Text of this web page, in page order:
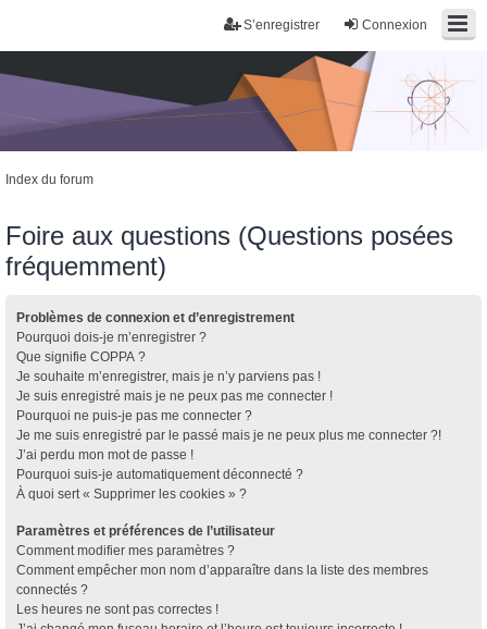
Connexion
S’enregistrer
Index du forum
Foire aux questions (Questions posées
fréquemment)
Problèmes de connexion et d’enregistrement
Pourquoi dois-je m’enregistrer ?
Que signifie COPPA ?
Je souhaite m’enregistrer, mais je n’y parviens pas !
Je suis enregistré mais je ne peux pas me connecter !
Pourquoi ne puis-je pas me connecter ?
Je me suis enregistré par le passé mais je ne peux plus me connecter ?!
J’ai perdu mon mot de passe !
Pourquoi suis-je automatiquement déconnecté ?
À quoi sert « Supprimer les cookies » ?
Paramètres et préférences de l’utilisateur
Comment modifier mes paramètres ?
Comment empêcher mon nom d’apparaître dans la liste des membres
connectés ?
Les heures ne sont pas correctes !